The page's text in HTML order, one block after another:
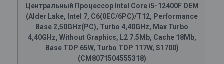
Центральный Процессор Intel Core i5-12400F OEM
(Alder Lake, Intel 7, C6(0EC/6PC)/T12, Performance
Base 2,50GHz(PC), Turbo 4,40GHz, Max Turbo
4,40GHz, Without Graphics, L2 7.5Mb, Cache 18Mb,
Base TDP 65W, Turbo TDP 117W, S1700)
(CM8071504555318)